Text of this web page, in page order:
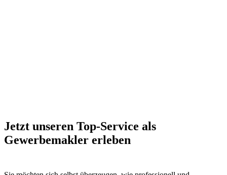
Jetzt unseren Top-Service als
Gewerbemakler erleben